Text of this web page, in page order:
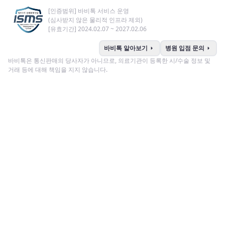
[인증범위] 바비톡 서비스 운영
(심사받지 않은 물리적 인프라 제외)
[유효기간] 2024.02.07 ~ 2027.02.06
바비톡 알아보기 arrow_right 병원 입점 문의 arrow_right
바비톡은 통신판매의 당사자가 아니므로, 의료기관이 등록한 시/수술 정보 및
거래 등에 대해 책임을 지지 않습니다.